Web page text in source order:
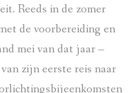
Reeds in de zomer
de voorbereiding en
mei van dat jaar –
zijn eerste reis naar